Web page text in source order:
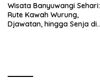
Wisata Banyuwangi Sehari:
Rute Kawah Wurung,
Djawatan, hingga Senja di